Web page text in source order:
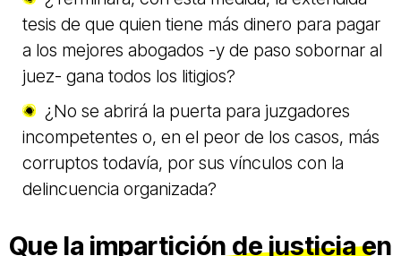
tesis de que quien tiene más dinero para pagar
a los mejores abogados -y de paso sobornar al
juez- gana todos los litigios?
¿No se abrirá la puerta para juzgadores
incompetentes o, en el peor de los casos, más
corruptos todavía, por sus vínculos con la
delincuencia organizada?
Que la impartición de justicia en